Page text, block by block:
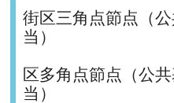
街区三角点節点（
区多角点節点（公